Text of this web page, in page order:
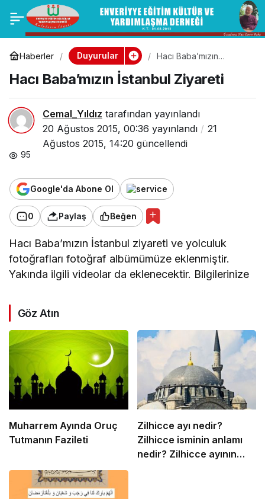
Haberler Duyurular
Hacı Baba’mızın
Hacı Baba’mızın İstanbul Ziyareti
Cemal_Yıldız tarafından yayınlandı
20 Ağustos 2015, 00:36 yayınlandı
21
Ağustos 2015, 14:20 güncellendi
95
Google'da Abone Ol
0 Paylaş Beğen
Hacı Baba’mızın İstanbul ziyareti ve yolculuk
fotoğrafları fotoğraf albümümüze eklenmiştir.
Yakında ilgili videolar da eklenecektir. Bilgilerinize
Göz Atın
Muharrem Ayında Oruç
Tutmanın Fazileti
Zilhicce ayı nedir?
Zilhicce isminin anlamı
nedir? Zilhicce ayının
SİTEYE KATKI [Yazar
alıyoruz]
0 Paylaş